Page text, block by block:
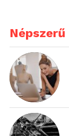
Népszerű